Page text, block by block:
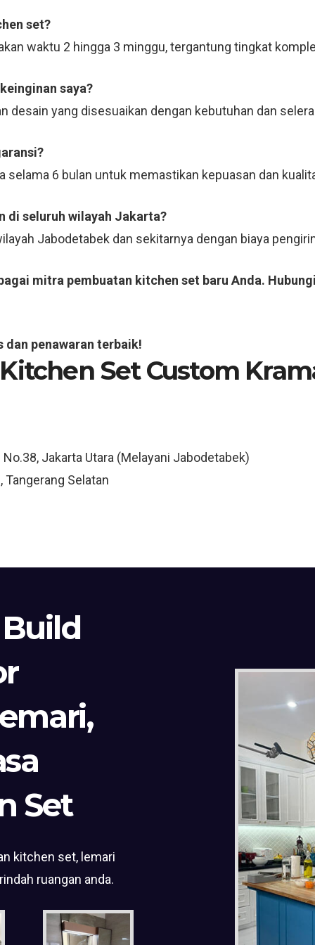
set?
waktu 2 hingga 3 minggu, tergantung tingkat
saya?
desain yang disesuaikan dengan kebutuhan dan
selama 6 bulan untuk memastikan kepuasan dan
di seluruh wilayah Jakarta?
Jabodetabek dan sekitarnya dengan biaya
mitra pembuatan kitchen set baru Anda.
penawaran terbaik!
Set Custom
Jakarta Utara (Melayani Jabodetabek)
Tangerang Selatan
Set
kitchen set, lemari
ruangan anda.